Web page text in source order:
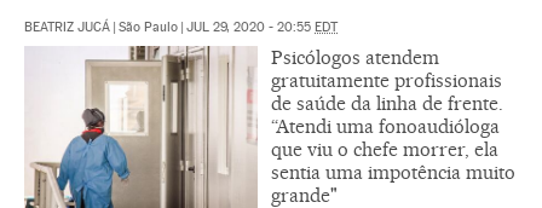
BEATRIZ JUCÁ | São Paulo | JUL 29, 2020 - 20:55 EDT
Psicólogos atendem
gratuitamente profissionais
de saúde da linha de frente.
“Atendi uma fonoaudióloga
que viu o chefe morrer, ela
sentia uma impotência muito
grande"